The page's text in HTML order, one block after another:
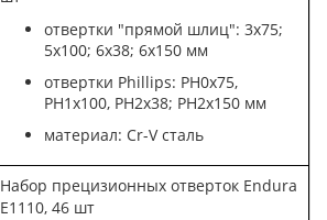
отвертки "прямой шлиц": 3x75;
5x100; 6x38; 6x150 мм
отвертки Phillips: PH0x75,
PH1x100, PH2x38; PH2x150 мм
материал: Cr-V сталь
Набор прецизионных отверток Endura
E1110, 46 шт